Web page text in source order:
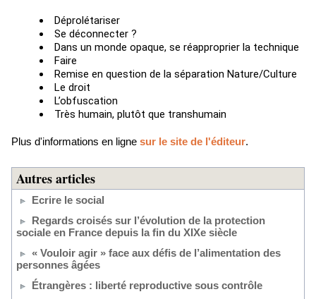
Déprolétariser
Se déconnecter ?
Dans un monde opaque, se réapproprier la technique
Faire
Remise en question de la séparation Nature/Culture
Le droit
L’obfuscation
Très humain, plutôt que transhumain
Plus d'informations en ligne sur le site de l'éditeur.
Autres articles
Ecrire le social
Regards croisés sur l’évolution de la protection
sociale en France depuis la fin du XIXe siècle
« Vouloir agir » face aux défis de l’alimentation des
personnes âgées
Étrangères : liberté reproductive sous contrôle